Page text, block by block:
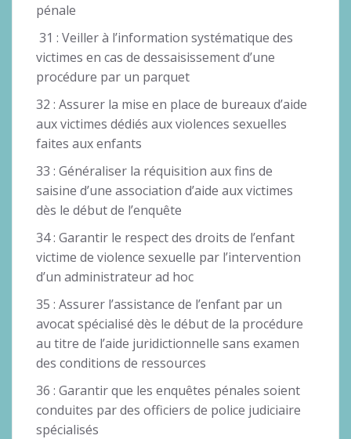
pénale
31 : Veiller à l’information systématique des
victimes en cas de dessaisissement d’une
procédure par un parquet
32 : Assurer la mise en place de bureaux d’aide
aux victimes dédiés aux violences sexuelles
faites aux enfants
33 : Généraliser la réquisition aux fins de
saisine d’une association d’aide aux victimes
dès le début de l’enquête
34 : Garantir le respect des droits de l’enfant
victime de violence sexuelle par l’intervention
d’un administrateur ad hoc
35 : Assurer l’assistance de l’enfant par un
avocat spécialisé dès le début de la procédure
au titre de l’aide juridictionnelle sans examen
des conditions de ressources
36 : Garantir que les enquêtes pénales soient
conduites par des officiers de police judiciaire
spécialisés